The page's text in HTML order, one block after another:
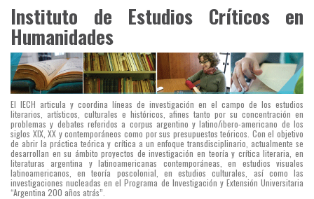
Instituto de Estudios Críticos en
Humanidades
El IECH articula y coordina líneas de investigación en el campo de los estudios
literarios, artísticos, culturales e históricos, afines tanto por su concentración en
problemas y debates referidos a corpus argentino y latino/ibero-americano de los
siglos XIX, XX y contemporáneos como por sus presupuestos teóricos. Con el objetivo
de abrir la práctica teórica y crítica a un enfoque transdisciplinario, actualmente se
desarrollan en su ámbito proyectos de investigación en teoría y crítica literaria, en
literaturas argentina y latinoamericanas contemporáneas, en estudios visuales
latinoamericanos, en teoría poscolonial, en estudios culturales, así como las
investigaciones nucleadas en el Programa de Investigación y Extensión Universitaria
“Argentina 200 años atrás”.